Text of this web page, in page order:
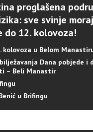
proglašena
sve svinje
do 12. kolovoza!
kolovoza u Belom
Dana pobjede i
– Beli Manastir
u Brifingu